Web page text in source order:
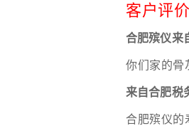
客户评价
合肥殡仪来
你们家的骨
来自合肥税
合肥殡仪的